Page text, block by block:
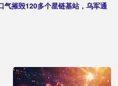
气摧毁120多个星链基站，乌军通